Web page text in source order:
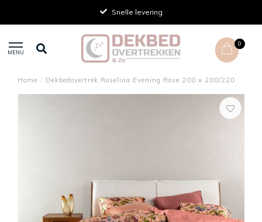
Snelle levering
MENU
0
Home / Dekbedovertrek Roselina Evening Rose 200 x 200/220